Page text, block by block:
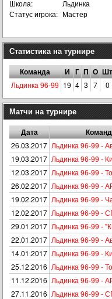
Школа:
Льдинка
Статус игрока: Мастер
Статистика на турнире
Команда И Г П О Шт
Льдинка 96-99 19 4 3 7 0
Матчи на турнире
Дата
26.03.2017 Льдинка 96-99 -
19.03.2017 Льдинка 96-99 -
12.03.2017 Льдинка 96-99 -
26.02.2017 Льдинка 96-99 -
19.02.2017 Льдинка 96-99 -
12.02.2017 Льдинка 96-99 -
29.01.2017 Льдинка 96-99 -
22.01.2017 Льдинка 96-99 -
14.01.2017 Льдинка 96-99 -
25.12.2016 Льдинка 96-99 -
11.12.2016 Льдинка 96-99 -
27.11.2016 Льдинка 96-99 -